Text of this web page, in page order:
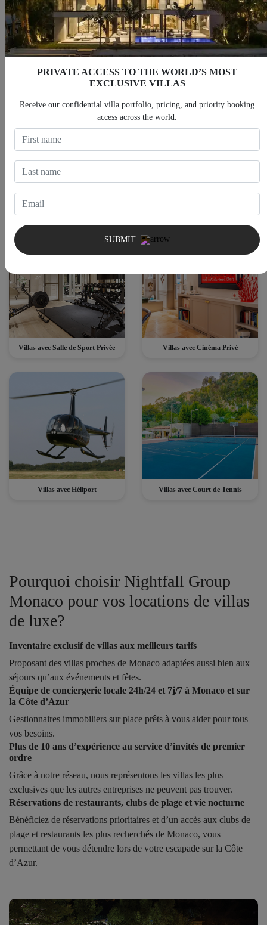
Locations de Villas en Bord de
Locations de Villas 5 Chambres et
Villas avec Piscine Chauffée
Villas avec Salle de Sport Privée Villas avec Cinéma Privé
Villas avec Héliport Villas avec Court de Tennis
Pourquoi choisir Nightfall Group
Monaco pour vos locations de villas
de luxe?
Inventaire exclusif de villas aux meilleurs tarifs
Proposant des villas proches de Monaco adaptées aussi bien aux
séjours qu’aux événements et fêtes.
Équipe de conciergerie locale 24h/24 et 7j/7 à Monaco et sur
la Côte d’Azur
Gestionnaires immobiliers sur place prêts à vous aider pour tous
vos besoins.
Plus de 10 ans d’expérience au service d’invités de premier
ordre
Grâce à notre réseau, nous représentons les villas les plus
exclusives que les autres entreprises ne peuvent pas trouver.
Réservations de restaurants, clubs de plage et vie nocturne
Bénéficiez de réservations prioritaires et d’un accès aux clubs de
plage et restaurants les plus recherchés de Monaco, vous
permettant de vous détendre lors de votre escapade sur la Côte
d’Azur.
PRIVATE ACCESS TO THE WORLD’S MOST
EXCLUSIVE VILLAS
Receive our confidential villa portfolio, pricing, and priority booking
access across the world.
SUBMIT